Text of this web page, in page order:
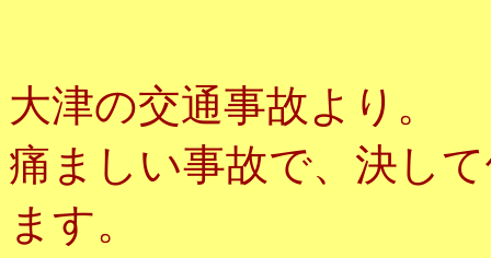
大津の交通事故より。
痛ましい事故で、決し
ます。